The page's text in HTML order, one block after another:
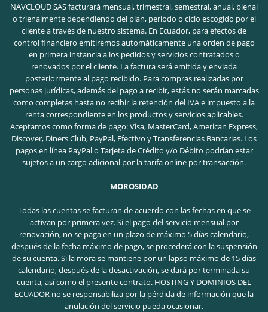
NAVCLOUD SAS facturará mensual, trimestral, semestral, anual, bienal
o trienalmente dependiendo del plan, periodo o ciclo escogido por el
cliente a través de nuestro sistema. En Ecuador, para efectos de
control financiero emitiremos automáticamente una orden de pago
en primera instancia a los pedidos y servicios contratados o
renovados por el cliente. La factura será emitida y enviada
posteriormente al pago recibido. Para compras realizadas por
personas jurídicas, además del pago a recibir, estás no serán marcadas
como completas hasta no recibir la retención del IVA e impuesto a la
renta correspondiente en los productos y servicios aplicables.
Aceptamos como forma de pago: Visa, MasterCard, American Express,
Discover, Diners Club, PayPal, Efectivo y Transferencias Bancarias. Los
pagos en línea PayPal o Tarjeta de Crédito y/o Débito podrían estar
sujetos a un cargo adicional por la tarifa online por transacción.
MOROSIDAD
Todas las cuentas se facturan de acuerdo con las fechas en que se
activan por primera vez. Si el pago del servicio mensual por
renovación, no se paga en un plazo de máximo 5 días calendario,
después de la fecha máximo de pago, se procederá con la suspensión
de su cuenta. Si la mora se mantiene por un lapso máximo de 15 días
calendario, después de la desactivación, se dará por terminada su
cuenta, así como el presente contrato. HOSTING Y DOMINIOS DEL
ECUADOR no se responsabiliza por la pérdida de información que la
anulación del servicio pueda ocasionar.